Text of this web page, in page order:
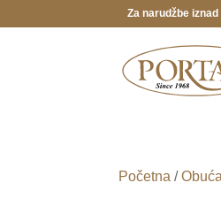
Za narudžbe
Početna /Obuća